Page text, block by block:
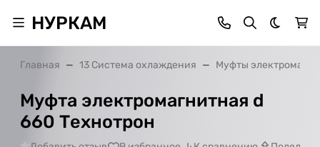
НУРКАМ Темная
Главная 13 Система охлаждения Муфты
Муфта электромагнитная d
660 Технотрон